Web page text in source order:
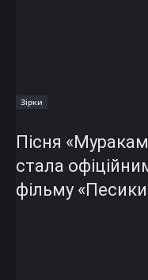
Зірки
Пісня
стала
фільму